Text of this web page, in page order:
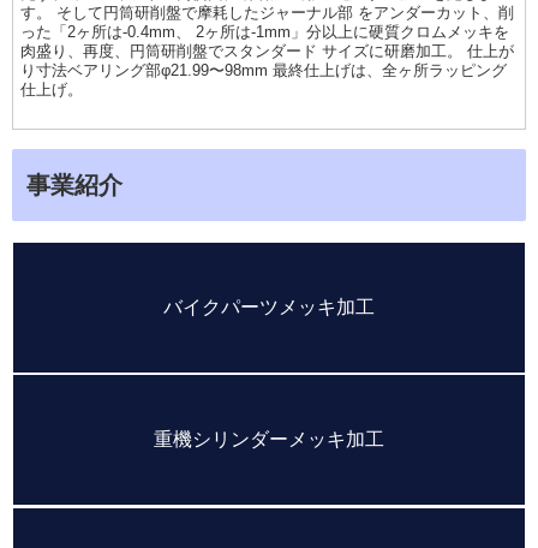
す。 そして円筒研削盤で摩耗したジャーナル部 をアンダーカット、削
った「2ヶ所は-0.4mm、 2ヶ所は-1mm」分以上に硬質クロムメッキを
肉盛り、再度、円筒研削盤でスタンダード サイズに研磨加工。 仕上が
り寸法ベアリング部φ21.99〜98mm 最終仕上げは、全ヶ所ラッピング
仕上げ。
事業紹介
バイクパーツメッキ加工
重機シリンダーメッキ加工